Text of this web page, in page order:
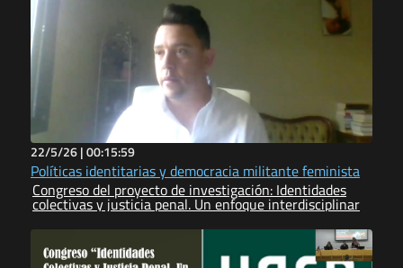
22/5/26 |00:15:59
Políticas identitarias y democracia militante feminista
Congreso del proyecto de investigación: Identidades
colectivas y justicia penal. Un enfoque interdisciplinar